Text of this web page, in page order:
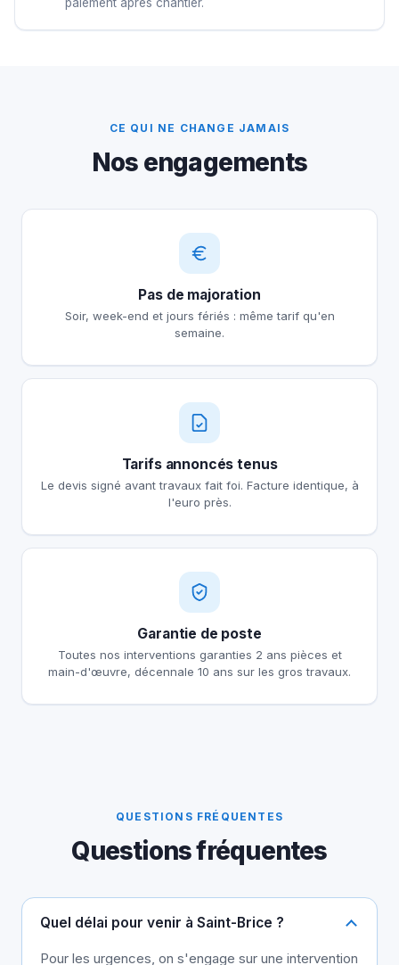
paiement après chantier.
CE QUI NE CHANGE JAMAIS
Nos engagements
Pas de majoration
Soir, week-end et jours fériés : même tarif qu'en
semaine.
Tarifs annoncés tenus
Le devis signé avant travaux fait foi. Facture identique, à
l'euro près.
Garantie de poste
Toutes nos interventions garanties 2 ans pièces et
main-d'œuvre, décennale 10 ans sur les gros travaux.
QUESTIONS FRÉQUENTES
Questions fréquentes
Quel délai pour venir à Saint-Brice ?
Pour les urgences, on s'engage sur une intervention